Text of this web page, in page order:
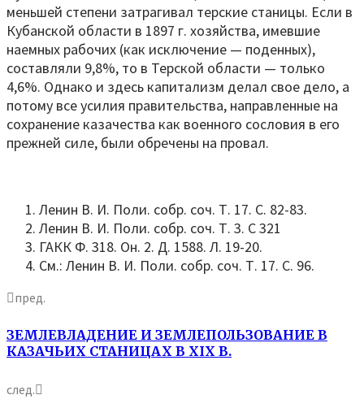
меньшей степени затрагивал терские станицы. Если в
Кубанской области в 1897 г. хозяйства, имевшие
наемных рабочих (как исключение — поденных),
составляли 9,8%, то в Терской области — только
4,6%. Однако и здесь капитализм делал свое дело, а
потому все усилия правительства, направленные на
сохранение казачества как военного сословия в его
прежней силе, были обречены на провал.
Ленин В. И. Поли. собр. соч. Т. 17. С. 82-83.
Ленин В. И. Поли. собр. соч. Т. 3. С 321
ГАКК Ф. 318. Он. 2. Д. 1588. Л. 19-20.
См.: Ленин В. И. Поли. собр. соч. Т. 17. С. 96.
пред.
ЗЕМЛЕВЛАДЕНИЕ И ЗЕМЛЕПОЛЬЗОВАНИЕ В
КАЗАЧЬИХ СТАНИЦАХ В XIX В.
след.